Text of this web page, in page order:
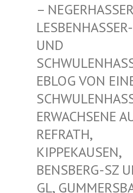
EGERHASSER –
BENHASSER-SZ
SCH
OG VON EINEM
WULENHASSE! !
ACHSENE AUS
RATH, KIP
PEKAUSEN, BEN
SBERG-SZ UND